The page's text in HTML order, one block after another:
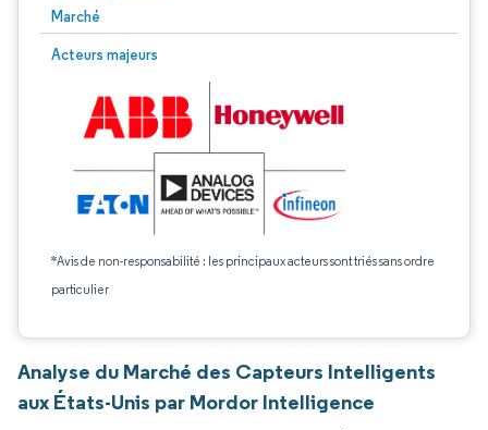
Marché
Acteurs majeurs
*Avis de non-responsabilité : les principaux acteurs sont triés sans ordre
particulier
Analyse du Marché des Capteurs Intelligents
aux États-Unis par Mordor Intelligence